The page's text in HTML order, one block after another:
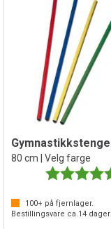
80 cm | Velg farge
Karakter:
100+ på fjernlager.
Bestillingsvare ca. 14 dager